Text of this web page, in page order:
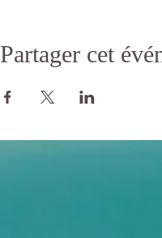
Partager cet